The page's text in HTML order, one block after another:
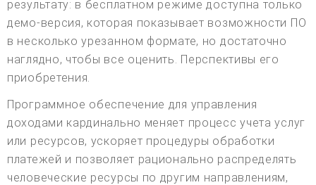
результату: в бесплатном режиме доступна только
демо-версия, которая показывает возможности ПО
в несколько урезанном формате, но достаточно
наглядно, чтобы все оценить. Перспективы его
приобретения.
Программное обеспечение для управления
доходами кардинально меняет процесс учета услуг
или ресурсов, ускоряет процедуры обработки
платежей и позволяет рационально распределять
человеческие ресурсы по другим направлениям,